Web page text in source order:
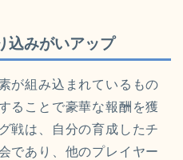
込みがいアップ
が組み込まれているもの
ることで豪華な報酬を獲
戦は、自分の育成したチ
であり、他のプレイヤー